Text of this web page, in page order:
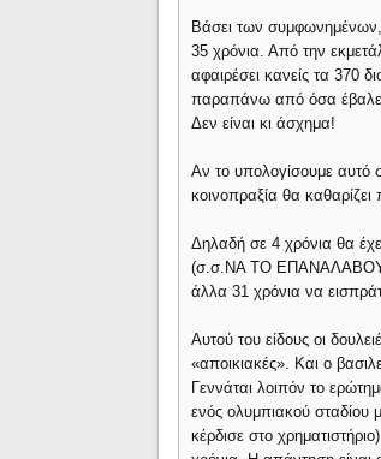
Βάσει των συμφωνημένων,
35 χρόνια. Από την
αφαιρέσει κανείς τα 370
παραπάνω από όσα
Δεν είναι κι άσχημα!
Αν το υπολογίσουμε αυτό
κοινοπραξία θα
Δηλαδή σε 4 χρόνια θα
(σ.σ.ΝΑ ΤΟ
άλλα 31 χρόνια να
Αυτού του είδους οι
«αποικιακές». Και ο
Γεννάται λοιπόν το
ενός ολυμπιακού σταδίου
κέρδισε στο